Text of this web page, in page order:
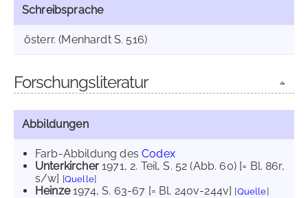
Schreibsprache
österr. (Menhardt S. 516)
Forschungsliteratur
Abbildungen
Farb-Abbildung desCodex
Unterkircher1971, 2. Teil, S. 52 (Abb. 60) [= Bl. 86r,
s/w] [Quelle]
Heinze1974, S. 63-67 [= Bl. 240v-244v] [Quelle]